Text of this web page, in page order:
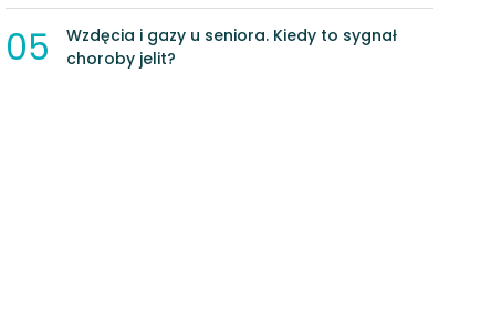
05
Wzdęcia i gazy u seniora. Kiedy to sygnał
choroby jelit?